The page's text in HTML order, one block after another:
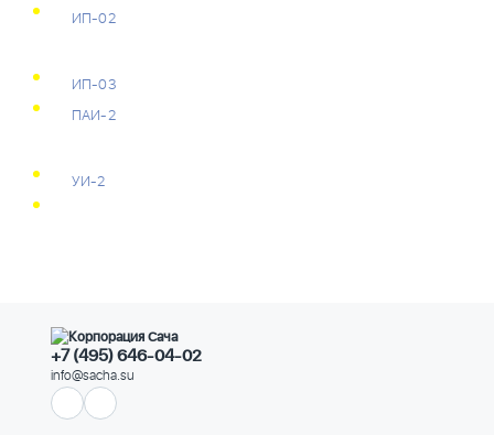
ИП-02
ИП-03
ПАИ-2
УИ-2
+7 (495) 646-04-02
info@sacha.su